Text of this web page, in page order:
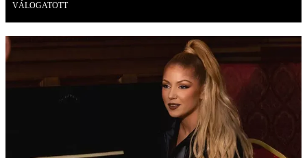
VÁLOGATOTT